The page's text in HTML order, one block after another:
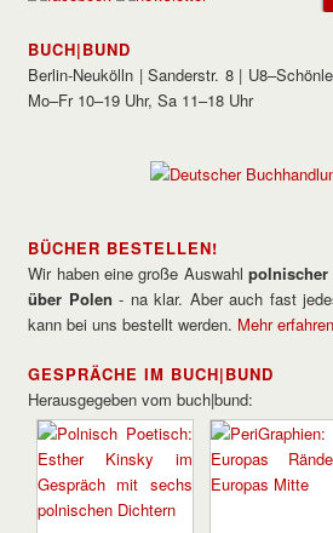
BUCH|BUND
Berlin-Neukölln | Sanderstr. 8 |
Mo–Fr 10–19 Uhr, Sa 11–18 Uhr
BÜCHER BESTELLEN!
Wir haben eine große Auswahlpolnischer
über Polen - na klar. Aber auch fast
kann bei uns bestellt werden. Mehr
GESPRÄCHE IM BUCH|BUND
Herausgegeben vom buch|bund: